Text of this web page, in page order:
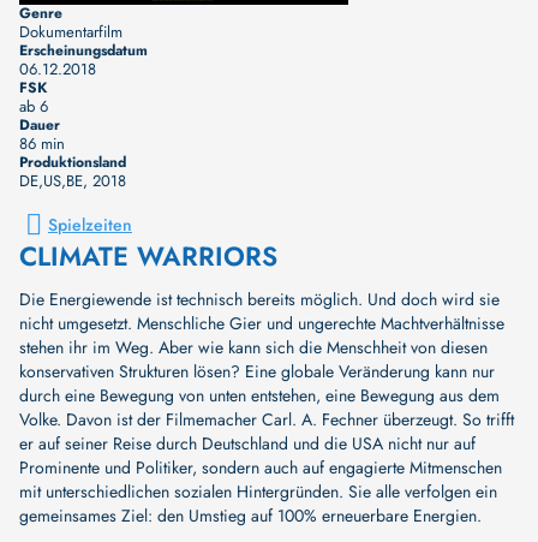
Genre
Dokumentarfilm
Erscheinungsdatum
06.12.2018
FSK
ab 6
Dauer
86 min
Produktionsland
DE,US,BE, 2018
Spielzeiten
CLIMATE WARRIORS
Die Energiewende ist technisch bereits möglich. Und doch wird sie
nicht umgesetzt. Menschliche Gier und ungerechte Machtverhältnisse
stehen ihr im Weg. Aber wie kann sich die Menschheit von diesen
konservativen Strukturen lösen? Eine globale Veränderung kann nur
durch eine Bewegung von unten entstehen, eine Bewegung aus dem
Volke. Davon ist der Filmemacher Carl. A. Fechner überzeugt. So trifft
er auf seiner Reise durch Deutschland und die USA nicht nur auf
Prominente und Politiker, sondern auch auf engagierte Mitmenschen
mit unterschiedlichen sozialen Hintergründen. Sie alle verfolgen ein
gemeinsames Ziel: den Umstieg auf 100% erneuerbare Energien.